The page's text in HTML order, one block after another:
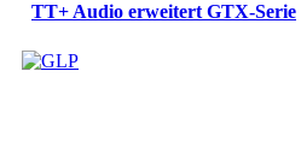
TT+ Audio erweitert GTX-Serie